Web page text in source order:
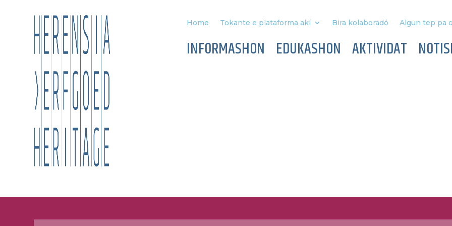
Home Tokante e plataforma akí Bira kolaboradó Algun tep pa
INFORMASHON EDUKASHON AKTIVIDAT